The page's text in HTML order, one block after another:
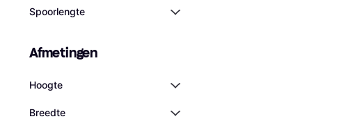
Spoorlengte
Afmetingen
Hoogte
Breedte